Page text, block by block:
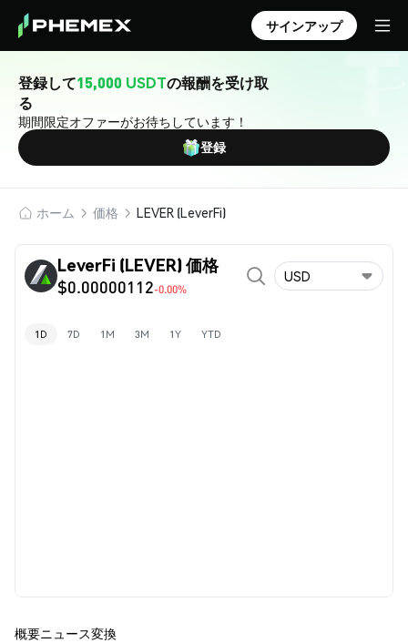
サインアップ
登録して15,000 USDTの報酬を受け取
る
期間限定オファーがお待ちしています！
登録
ホーム 価格 LEVER (LeverFi)
LeverFi (LEVER) 価格
$0.00000112-0.00%
USD
1D 7D 1M 3M 1Y YTD
概要ニュース変換